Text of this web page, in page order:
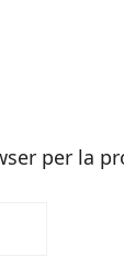
per la